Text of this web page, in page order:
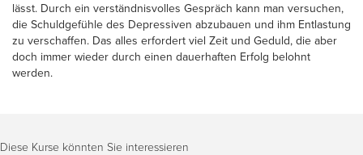
lässt. Durch ein verständnisvolles Gespräch kann man versuchen,
die Schuldgefühle des Depressiven abzubauen und ihm Entlastung
zu verschaffen. Das alles erfordert viel Zeit und Geduld, die aber
doch immer wieder durch einen dauerhaften Erfolg belohnt
werden.
Diese Kurse könnten Sie interessieren